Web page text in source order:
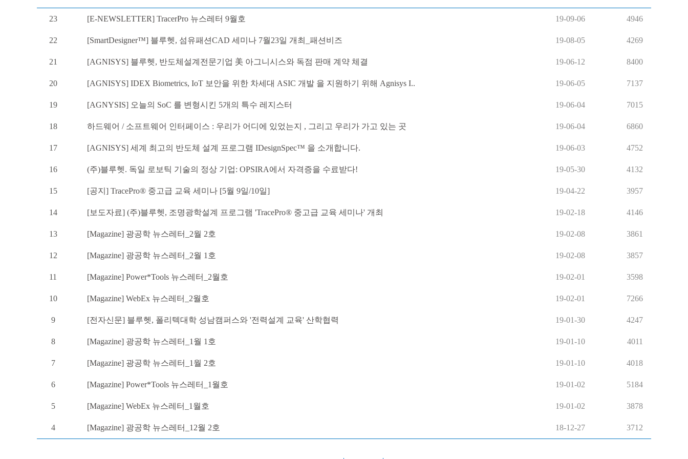
23 [E-NEWSLETTER] TracerPro 뉴스레터 9월호 19-09-06 4946
22 [SmartDesigner™] 블루헷, 섬유패션CAD 세미나 7월23일 개최_패션비즈 19-08-05 4269
21 [AGNISYS] 블루헷, 반도체설계전문기업 美 아그니시스와 독점 판매 계약 체결 19-06-12 8400
20 [AGNISYS] IDEX Biometrics, IoT 보안을 위한 차세대 ASIC 개발 을 지원하기 위해 Agnisys I.. 19-06-05 7137
19 [AGNYSIS] 오늘의 SoC 를 변형시킨 5개의 특수 레지스터 19-06-04 7015
18 하드웨어 / 소프트웨어 인터페이스 : 우리가 어디에 있었는지 , 그리고 우리가 가고 있는 곳 19-06-04 6860
17 [AGNISYS] 세계 최고의 반도체 설계 프로그램 IDesignSpec™ 을 소개합니다. 19-06-03 4752
16 (주)블루헷. 독일 로보틱 기술의 정상 기업: OPSIRA에서 자격증을 수료받다! 19-05-30 4132
15 [공지] TracePro® 중고급 교육 세미나 [5월 9일/10일] 19-04-22 3957
14 [보도자료] (주)블루헷, 조명광학설계 프로그램 'TracePro® 중고급 교육 세미나' 개최 19-02-18 4146
13 [Magazine] 광공학 뉴스레터_2월 2호 19-02-08 3861
12 [Magazine] 광공학 뉴스레터_2월 1호 19-02-08 3857
11 [Magazine] Power*Tools 뉴스레터_2월호 19-02-01 3598
10 [Magazine] WebEx 뉴스레터_2월호 19-02-01 7266
9 [전자신문] 블루헷, 폴리텍대학 성남캠퍼스와 '전력설계 교육' 산학협력 19-01-30 4247
8 [Magazine] 광공학 뉴스레터_1월 1호 19-01-10 4011
7 [Magazine] 광공학 뉴스레터_1월 2호 19-01-10 4018
6 [Magazine] Power*Tools 뉴스레터_1월호 19-01-02 5184
5 [Magazine] WebEx 뉴스레터_1월호 19-01-02 3878
4 [Magazine] 광공학 뉴스레터_12월 2호 18-12-27 3712